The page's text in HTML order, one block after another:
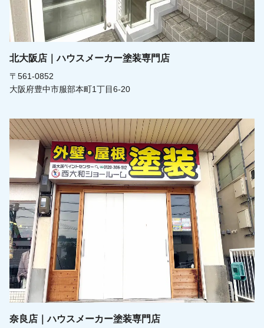
北大阪店｜ハウスメーカー塗装専門店
〒561-0852
大阪府豊中市服部本町1丁目6-20
奈良店｜ハウスメーカー塗装専門店